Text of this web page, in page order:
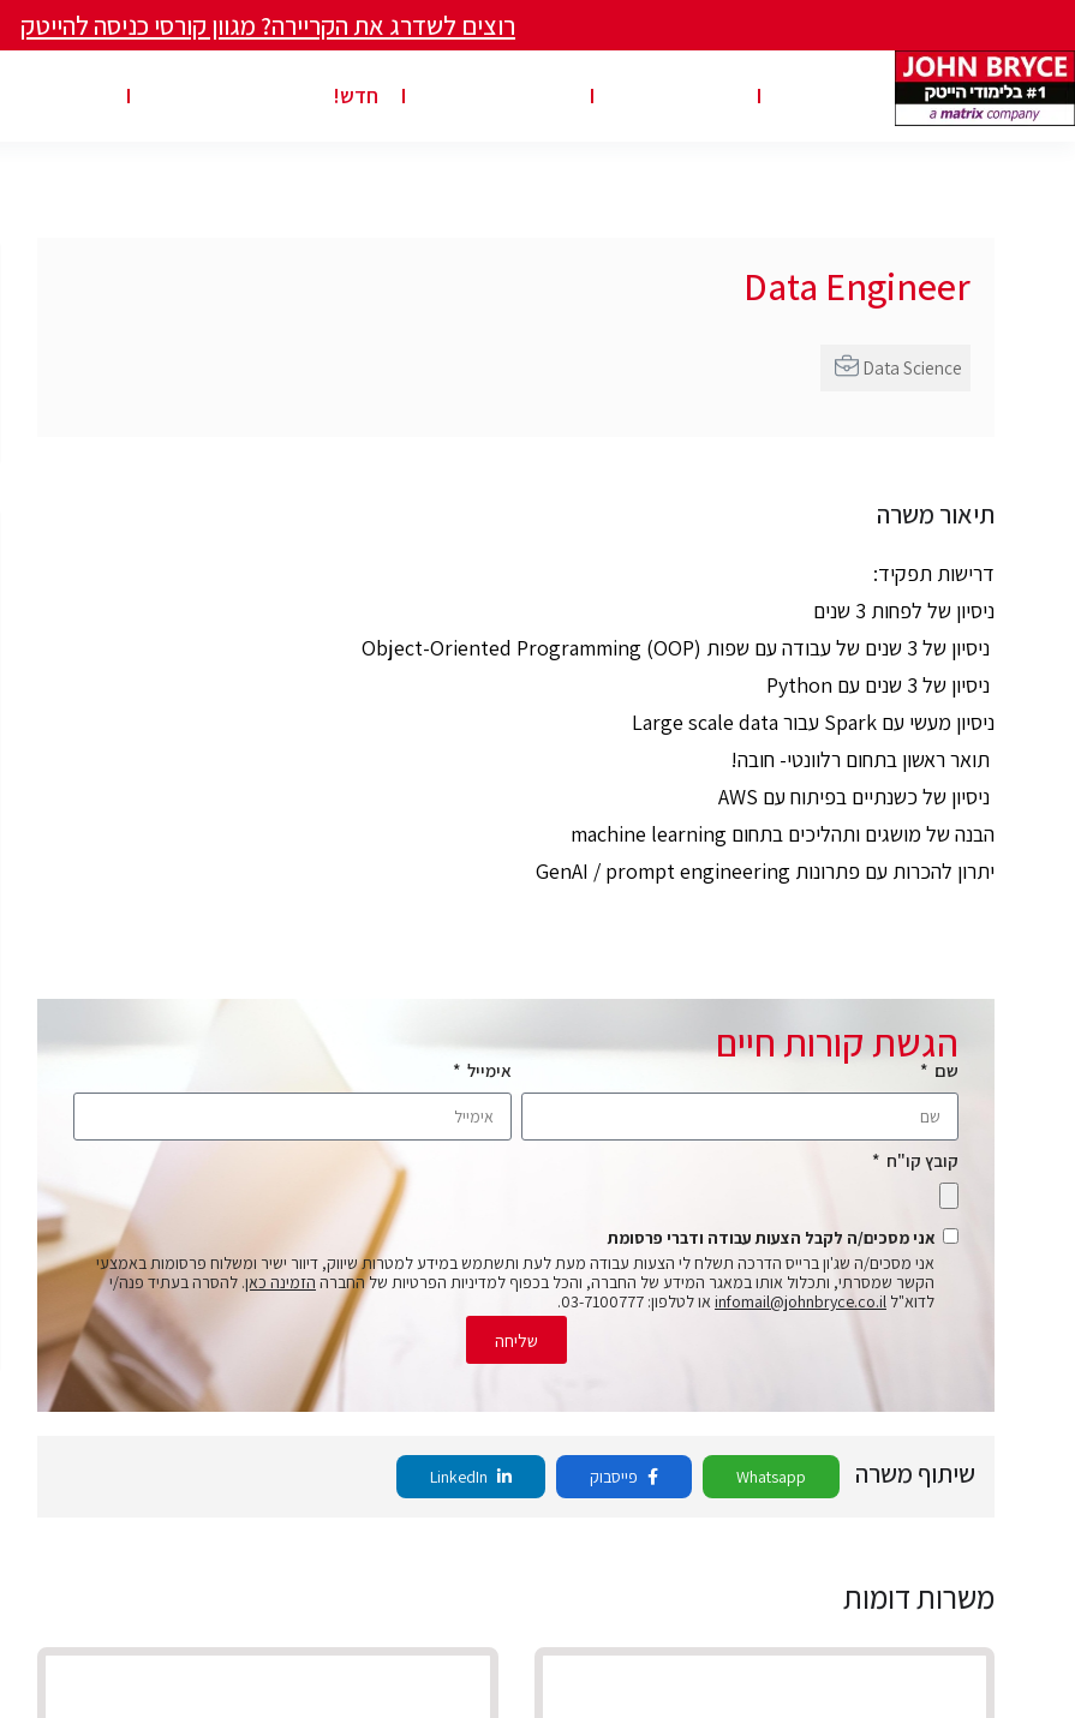
רוצים לשדרג את הקריירה? מגוון קורסי כניסה להייטק
חדש!
Data Engineer
תיאור משרה
דרישות תפקיד:
ניסיון של לפחות 3 שנים
ניסיון של 3 שנים של עבודה עם שפות Object-Oriented Programming (OOP)
ניסיון של 3 שנים עם Python
ניסיון מעשי עם Spark עבור Large scale data
תואר ראשון בתחום רלוונטי- חובה!
ניסיון של כשנתיים בפיתוח עם AWS
הבנה של מושגים ותהליכים בתחום machine learning
יתרון להכרות עם פתרונות GenAI / prompt engineering
הגשת קורות חיים
שם אימייל
קובץ קו"ח
אני מסכים/ה לקבל הצעות עבודה ודברי פרסומת
אני מסכים/ה שג'ון ברייס הדרכה תשלח לי הצעות עבודה מעת לעת ותשתמש במידע למטרות שיווק, דיוור ישיר ומשלוח פרסומות באמצעי
הקשר שמסרתי, ותכלול אותו במאגר המידע של החברה, והכל בכפוף למדיניות הפרטיות של החברה הזמינה כאן. להסרה בעתיד פנה/י
לדוא"ל infomail@johnbryce.co.il או לטלפון: 03-7100777.
שליחה
שיתוף משרה Whatsapp פייסבוק
משרות דומות